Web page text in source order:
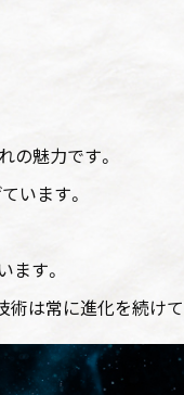
の魅力です。
います。
す。
は常に進化を続けて